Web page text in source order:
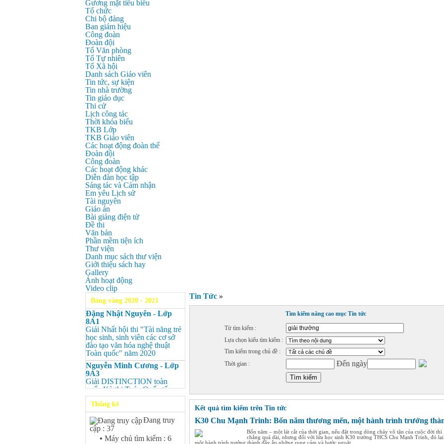
Gương mặt tiêu biểu
Tổ chức
Chi bộ đảng
Ban giám hiệu
Công đoàn
Đoàn đội
Tổ Văn phòng
Tổ Tự nhiên
Tổ Xã hội
Danh sách Giáo viên
Tin tức, sự kiện
Tin nhà trường
Tin giáo dục
Thi cử
Lịch công tác
Thời khóa biểu
TKB Lớp
TKB Giáo viên
Các hoạt động đoàn thể
Đoàn đội
Công đoàn
Các hoạt động khác
Diễn đàn học tập
Sáng tác và Cảm nhận
Em yêu Lịch sử
Tài nguyên
Giáo án
Bài giảng điện tử
Đề thi
Văn bản
Phần mềm tiện ích
Thư viện
Danh mục sách thư viện
Giới thiệu sách hay
Gallery
Ảnh hoạt động
Video clip
Bảng vàng 2020 - 2021
Đặng Nhật Nguyên - Lớp
8A1
Giải Nhất hội thi "Tài năng trẻ
học sinh, sinh viên các cơ sở
đào tạo văn hóa nghệ thuật
Toàn quốc" năm 2020
Nguyễn Minh Cương - Lớp
9A3
Giải DISTINCTION toàn
quốc Kỳ thi Toán Quốc tế
Kangaroo – IKMC 2020
Nguyễn Minh Cương - Lớp
9A3
Giải Ba kỳ thi chọn HSG cấp
tỉnh môn Toán.
Thống kê
Đang truy
cập : 37
• Máy chủ tìm kiếm : 6
Tin Tức »
Tìm kiếm nâng cao mục Tin tức
Từ tìm kiếm :
Lựa chọn kiểu tìm kiếm :
Tìm kiếm trong chủ đề :
Thời gian :
Đến ngày
Kết quả tìm kiếm trên Tin tức
K30 Chu Mạnh Trinh: Bốn năm thương mến, một hành trình trưởng
Bốn năm – một lát cắt của thời gian, nếu đặt trong dòng chảy vô tận của cuộc đời thì
chẳng quá dài, nhưng đối với lứa học sinh K30 trường THCS Chu Mạnh Trinh, đó lại
một hành trình trưởng thành đầy ắp những rung cảm và bước ngoặt....